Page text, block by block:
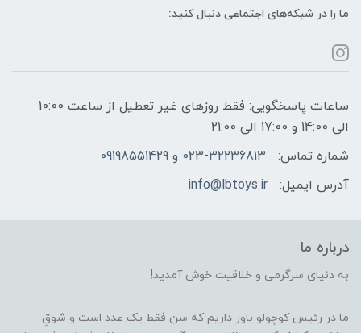
ما را در شبکه‌های اجتماعی دنبال کنید:
ساعات پاسخگویی: فقط روزهای غیر تعطیل از ساعت 10:00
الی 14:00 و 17:00 الی 21:00
شماره تماس:
023-32236813 و 09198551429
آدرس ایمیل:
info@lbtoys.ir
درباره ما
به دنیای سرگرمی و خلاقیت خوش آمدید!
ما در رئیس کوچولو باور داریم که سن فقط یک عدد است و شوقِ